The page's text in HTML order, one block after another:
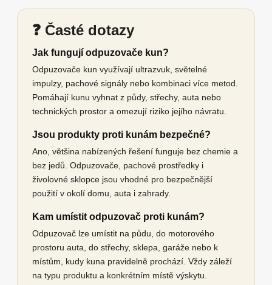
❓ Časté dotazy
Jak fungují odpuzovače kun?
Odpuzovače kun využívají ultrazvuk, světelné
impulzy, pachové signály nebo kombinaci více metod.
Pomáhají kunu vyhnat z půdy, střechy, auta nebo
technických prostor a omezují riziko jejího návratu.
Jsou produkty proti kunám bezpečné?
Ano, většina nabízených řešení funguje bez chemie a
bez jedů. Odpuzovače, pachové prostředky i
živolovné sklopce jsou vhodné pro bezpečnější
použití v okolí domu, auta i zahrady.
Kam umístit odpuzovač proti kunám?
Odpuzovač lze umístit na půdu, do motorového
prostoru auta, do střechy, sklepa, garáže nebo k
místům, kudy kuna pravidelně prochází. Vždy záleží
na typu produktu a konkrétním místě výskytu.